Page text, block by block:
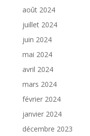
août 2024
juillet 2024
juin 2024
mai 2024
avril 2024
mars 2024
février 2024
janvier 2024
décembre 2023